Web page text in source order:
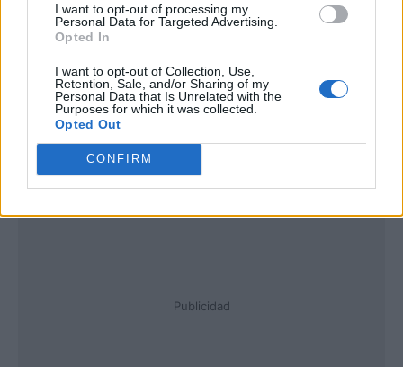
I want to opt-out of processing my
Personal Data for Targeted Advertising.
Opted In
I want to opt-out of Collection, Use,
Retention, Sale, and/or Sharing of my
Personal Data that Is Unrelated with the
Purposes for which it was collected.
Opted Out
CONFIRM
Publicidad